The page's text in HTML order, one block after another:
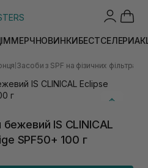
МЕРЧНОВИНКИБЕСТСЕЛЕРИ
Засоби з SPF на фізичних фільтрах
IS CLINICAL
SPF50+ 100 г